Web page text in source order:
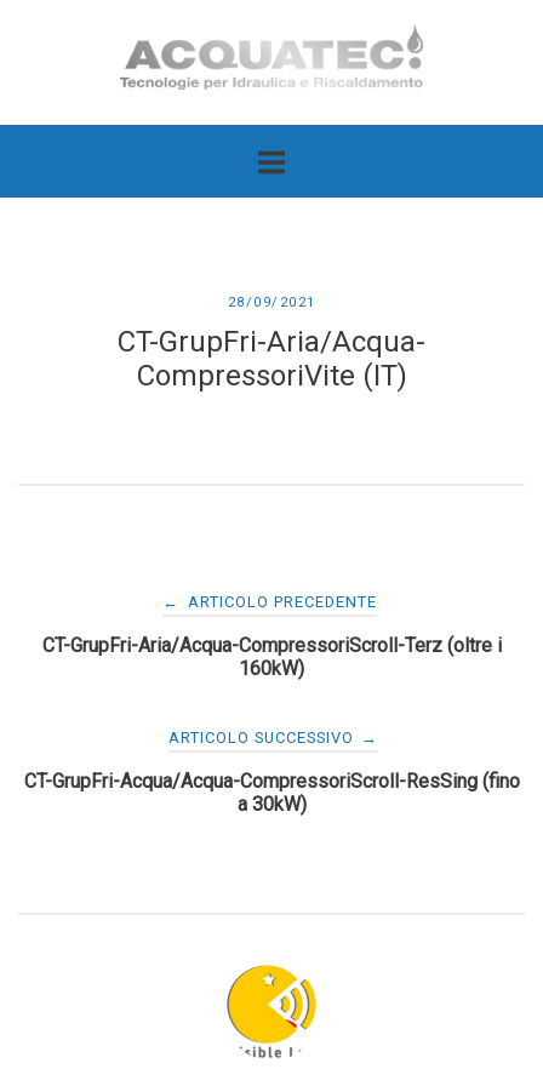
Home
28/09/2021
CT-GrupFri-Aria/Acqua-
CompressoriVite (IT)
Navigazione
articoli
← ARTICOLO PRECEDENTE
CT-GrupFri-Aria/Acqua-CompressoriScroll-Terz (oltre i
160kW)
ARTICOLO SUCCESSIVO →
CT-GrupFri-Acqua/Acqua-CompressoriScroll-ResSing (fino
a 30kW)